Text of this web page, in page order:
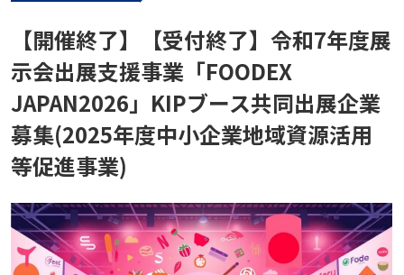
【開催終了】【受付終了】令和7年度展
示会出展支援事業「FOODEX
JAPAN2026」KIPブース共同出展企業
募集(2025年度中小企業地域資源活用
等促進事業)